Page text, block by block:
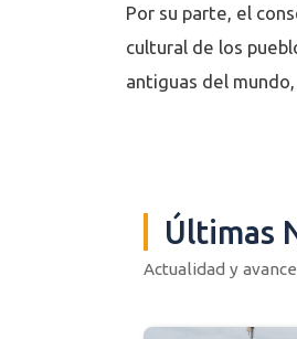
Por su parte, el
cultural de los
antiguas del
Últimas
Actualidad y